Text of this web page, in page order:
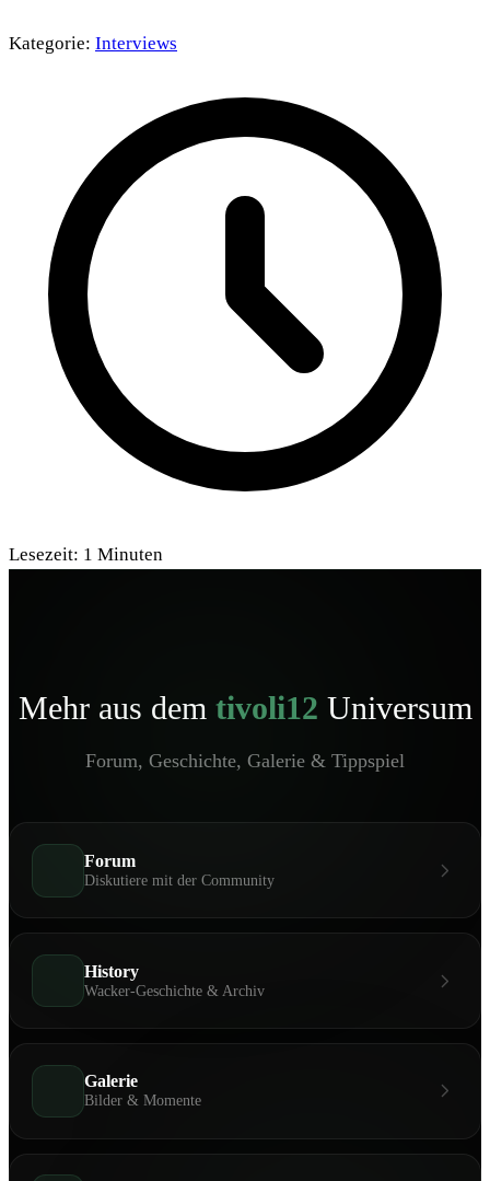
Kategorie: Interviews
Lesezeit: 1 Minuten
Mehr aus dem tivoli12 Universum
Forum, Geschichte, Galerie & Tippspiel
Forum
Diskutiere mit der Community
History
Wacker-Geschichte & Archiv
Galerie
Bilder & Momente